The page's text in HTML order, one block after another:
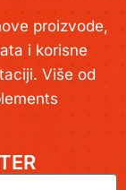
proizvode,
i korisne
Više od